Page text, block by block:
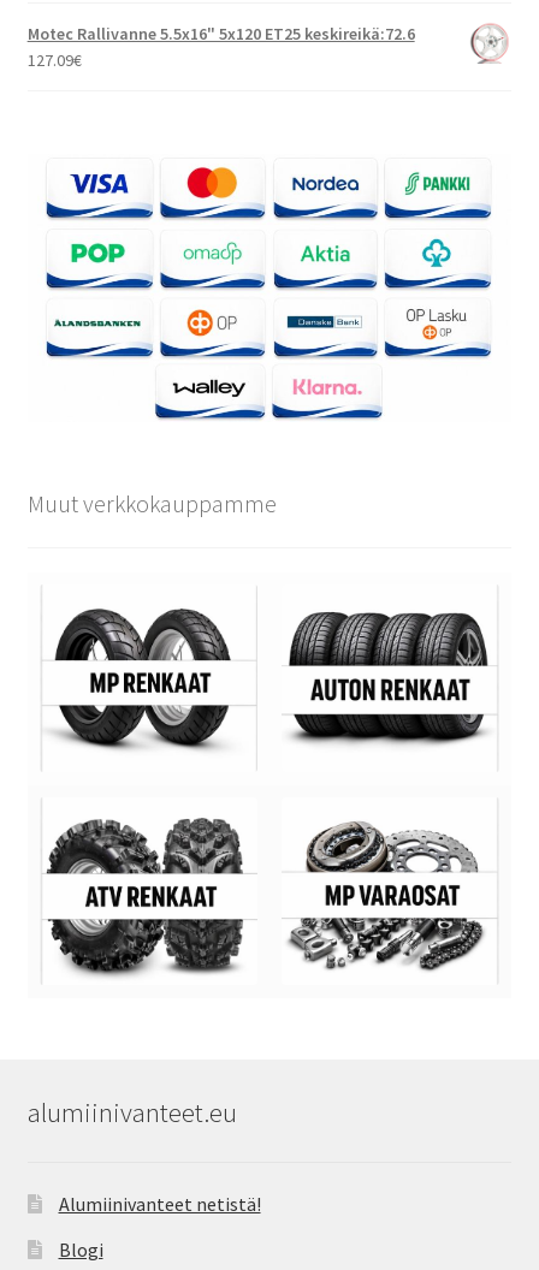
Motec Rallivanne 5.5x16" 5x120 ET25 keskireikä:72.6
127.09€
Muut verkkokauppamme
alumiinivanteet.eu
Alumiinivanteet netistä!
Blogi